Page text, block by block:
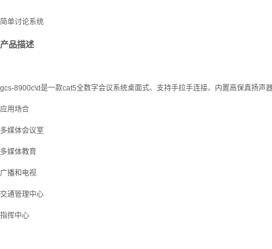
简单讨论系统
产品描述
gcs-8900c\d是一款cat5全数字会议系统桌面式、支持手拉手连接、内置高保真扬声
应用场合
多媒体会议室
多媒体教育
广播和电视
交通管理中心
指挥中心